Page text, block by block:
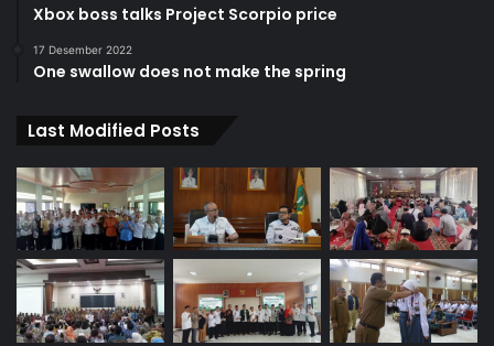
Xbox boss talks Project Scorpio price
17 Desember 2022
One swallow does not make the spring
Last Modified Posts